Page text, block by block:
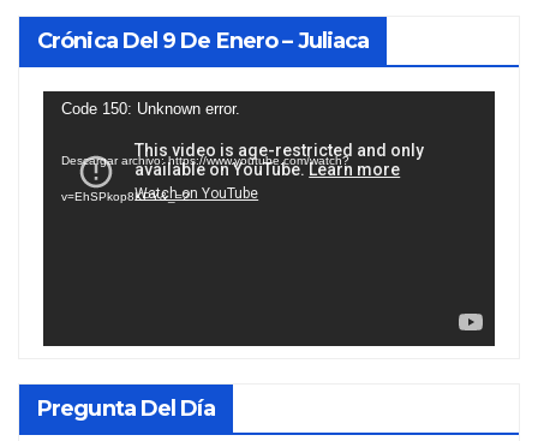
Crónica Del 9 De Enero – Juliaca
Reproductor
vídeo
Code 150: Unknown error.
Descargar archivo: https://www.youtube.com/watch?
v=EhSPkop8KPY&_=2
Pregunta Del Día